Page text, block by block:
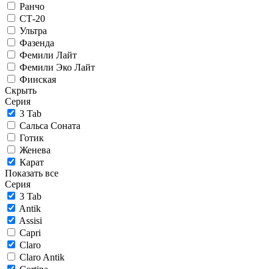
Ранчо
СТ-20
Ультра
Фазенда
Фемили Лайт
Фемили Эко Лайт
Финская
Скрыть
Серия
3 Tab
Сальса Соната
Готик
Женева
Карат
Показать все
Серия
3 Tab
Antik
Assisi
Capri
Claro
Claro Antik